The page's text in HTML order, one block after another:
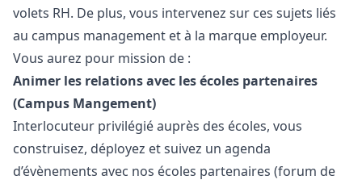
volets RH. De plus, vous intervenez sur ces sujets liés
au campus management et à la marque employeur.
Vous aurez pour mission de :
Animer les relations avec les écoles partenaires
(Campus Mangement)
Interlocuteur privilégié auprès des écoles, vous
construisez, déployez et suivez un agenda
d’évènements avec nos écoles partenaires (forum de